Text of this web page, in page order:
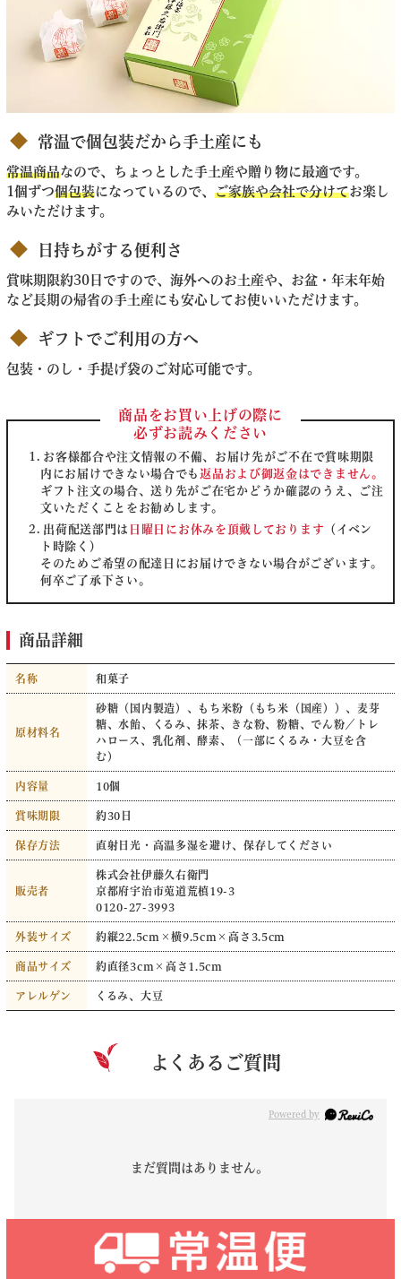
常温で個包装だから手土産にも
常温商品なので、ちょっとした手土産や贈り物に最適です。
1個ずつ個包装になっているので、 ご家族や会社で分けてお楽し
みいただけます。
日持ちがする便利さ
賞味期限約30日ですので、海外へのお土産や、お盆・年末年始
など長期の帰省の手土産にも安心してお使いいただけます。
ギフトでご利用の方へ
包装・のし・手提げ袋のご対応可能です。
商品をお買い上げの際に
必ずお読みください
お客様都合や注文情報の不備、お届け先がご不在で賞味期限
内にお届けできない場合でも返品および御返金はできません。
ギフト注文の場合、送り先がご在宅かどうか確認のうえ、ご注
文いただくことをお勧めします。
出荷配送部門は 日曜日にお休みを頂戴しております （イベン
ト時除く）
そのためご希望の配達日にお届けできない場合がございます。
何卒ご了承下さい。
商品詳細
名称 和菓子
原材料名
砂糖（国内製造）、もち米粉（もち米（国産））、麦芽
糖、水飴、くるみ、抹茶、きな粉、粉糖、でん粉／トレ
ハロース、乳化剤、酵素、（一部にくるみ・大豆を含
む）
内容量 10個
賞味期限 約30日
保存方法 直射日光・高温多湿を避け、保存してください
販売者
株式会社伊藤久右衛門
京都府宇治市莵道荒槙19-3
0120-27-3993
外装サイズ 約縦22.5cm×横9.5cm×高さ3.5cm
商品サイズ 約直径3cm×高さ1.5cm
アレルゲン くるみ、大豆
よくあるご質問
Powered by
まだ質問はありません。